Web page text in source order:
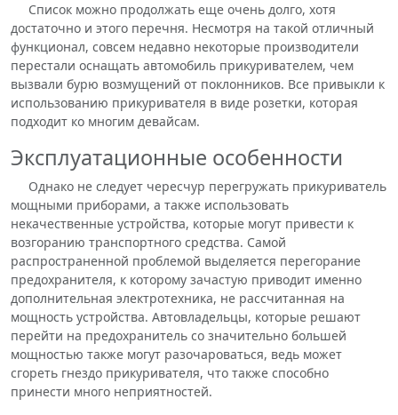
Список можно продолжать еще очень долго, хотя
достаточно и этого перечня. Несмотря на такой отличный
функционал, совсем недавно некоторые производители
перестали оснащать автомобиль прикуривателем, чем
вызвали бурю возмущений от поклонников. Все привыкли к
использованию прикуривателя в виде розетки, которая
подходит ко многим девайсам.
Эксплуатационные особенности
Однако не следует чересчур перегружать прикуриватель
мощными приборами, а также использовать
некачественные устройства, которые могут привести к
возгоранию транспортного средства. Самой
распространенной проблемой выделяется перегорание
предохранителя, к которому зачастую приводит именно
дополнительная электротехника, не рассчитанная на
мощность устройства. Автовладельцы, которые решают
перейти на предохранитель со значительно большей
мощностью также могут разочароваться, ведь может
сгореть гнездо прикуривателя, что также способно
принести много неприятностей.